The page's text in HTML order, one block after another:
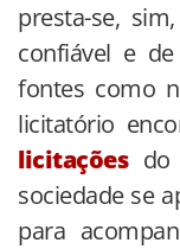
presta-se,
confiável e
fontes como
licitatório
licitaçõesdo
sociedade se
para